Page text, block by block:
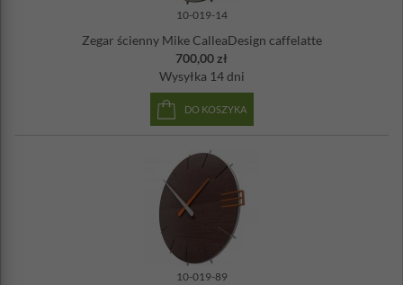
10-019-14
Zegar ścienny Mike CalleaDesign caffelatte
700,00 zł
Wysyłka 14 dni
DO KOSZYKA
10-019-89